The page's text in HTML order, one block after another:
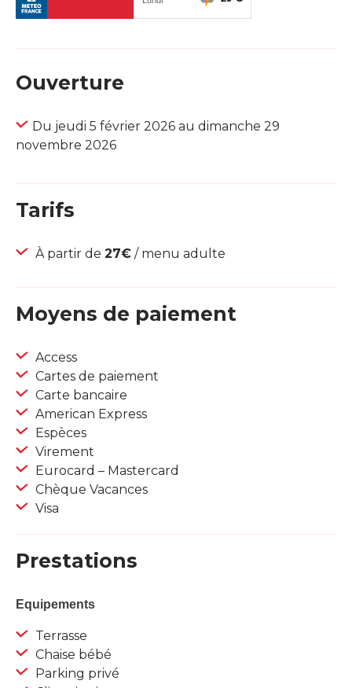
Ouverture
Du jeudi 5 février 2026 au dimanche 29
novembre 2026
Tarifs
À partir de 27€ / menu adulte
Moyens de paiement
Access
Cartes de paiement
Carte bancaire
American Express
Espèces
Virement
Eurocard – Mastercard
Chèque Vacances
Visa
Prestations
Equipements
Terrasse
Chaise bébé
Parking privé